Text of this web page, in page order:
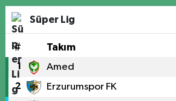
Süper Lig
# Takım
1 Amed
2 Erzurumspor FK